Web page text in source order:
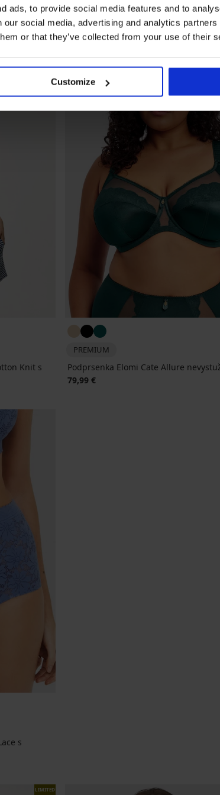
ads, to provide social media features and to
social media, advertising and analytics
or that they’ve collected from your use of their
Customize
LIMITED
Knit s
PREMIUM
Podprsenka Elomi Cate Allure
79,99 €
s
LIMITED